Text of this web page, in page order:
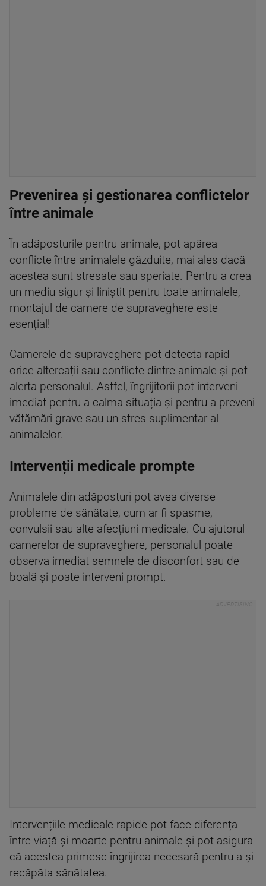
Prevenirea și gestionarea conflictelor
între animale
În adăposturile pentru animale, pot apărea
conflicte între animalele găzduite, mai ales dacă
acestea sunt stresate sau speriate. Pentru a crea
un mediu sigur și liniștit pentru toate animalele,
montajul de camere de supraveghere este
esențial!
Camerele de supraveghere pot detecta rapid
orice altercații sau conflicte dintre animale și pot
alerta personalul. Astfel, îngrijitorii pot interveni
imediat pentru a calma situația și pentru a preveni
vătămări grave sau un stres suplimentar al
animalelor.
Intervenții medicale prompte
Animalele din adăposturi pot avea diverse
probleme de sănătate, cum ar fi spasme,
convulsii sau alte afecțiuni medicale. Cu ajutorul
camerelor de supraveghere, personalul poate
observa imediat semnele de disconfort sau de
boală și poate interveni prompt.
Intervențiile medicale rapide pot face diferența
între viață și moarte pentru animale și pot asigura
că acestea primesc îngrijirea necesară pentru a-și
recăpăta sănătatea.